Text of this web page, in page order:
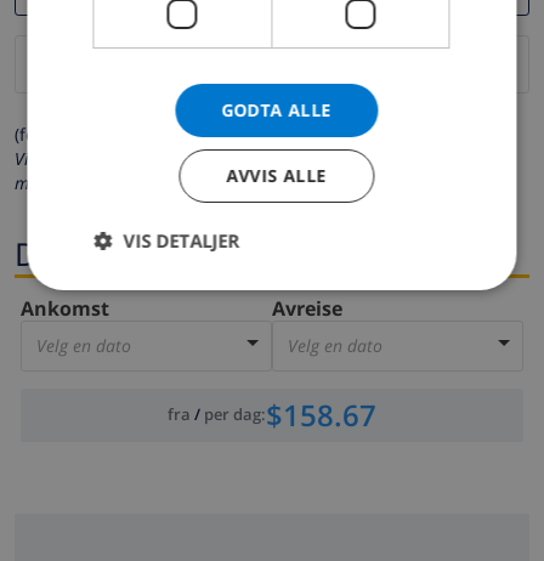
(felter merket med * må fylles ut)
Vi respekterer ditt personvern. Dine personalia vil aldri bli delt
med andre.
Datoer
Ankomst
Velg en dato
Avreise
Velg en dato
fra / per dag:$158.67
GODTA ALLE
AVVIS ALLE
VIS DETALJER